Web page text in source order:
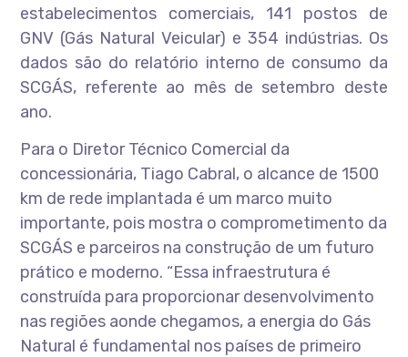
estabelecimentos comerciais, 141 postos de
GNV (Gás Natural Veicular) e 354 indústrias. Os
dados são do relatório interno de consumo da
SCGÁS, referente ao mês de setembro deste
ano.
Para o Diretor Técnico Comercial da
concessionária, Tiago Cabral, o alcance de 1500
km de rede implantada é um marco muito
importante, pois mostra o comprometimento da
SCGÁS e parceiros na construção de um futuro
prático e moderno. “Essa infraestrutura é
construída para proporcionar desenvolvimento
nas regiões aonde chegamos, a energia do Gás
Natural é fundamental nos países de primeiro